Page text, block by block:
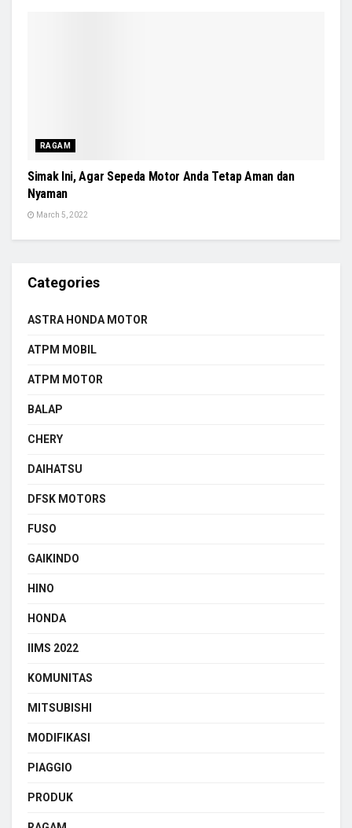
RAGAM
Simak Ini, Agar Sepeda Motor Anda Tetap Aman dan
Nyaman
March 5, 2022
Categories
ASTRA HONDA MOTOR
ATPM MOBIL
ATPM MOTOR
BALAP
CHERY
DAIHATSU
DFSK MOTORS
FUSO
GAIKINDO
HINO
HONDA
IIMS 2022
KOMUNITAS
MITSUBISHI
MODIFIKASI
PIAGGIO
PRODUK